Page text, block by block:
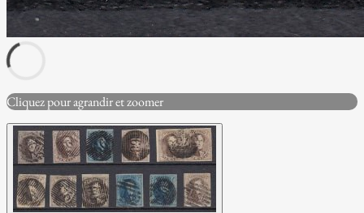
Cliquez pour agrandir et zoomer